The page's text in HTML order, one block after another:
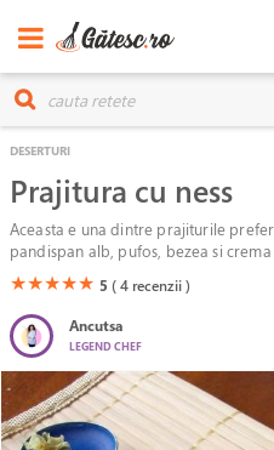
DESERTURI
Prajitura cu ness
Aceasta e una dintre prajiturile
pandispan alb, pufos, bezea si crema
(*)
★(*)
★(*)
★(*)
★(*)
★ 5 ( 4 recenzii )
Ancutsa
LEGEND CHEF